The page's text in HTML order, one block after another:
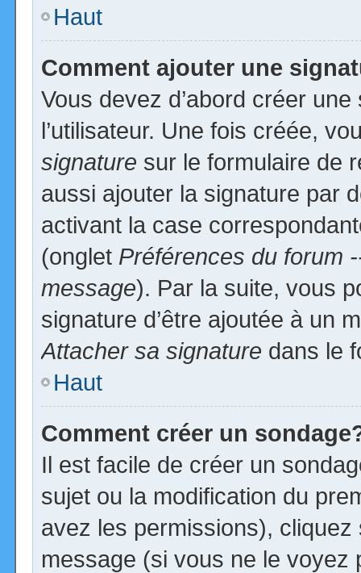
Haut
Comment ajouter une
Vous devez d’abord créer
l’utilisateur. Une fois créée,
signature sur le formulaire de
aussi ajouter la signature par
activant la case
(onglet Préférences du forum
message). Par la suite, vous
signature d’être ajoutée à un
Attacher sa signature dans le
Haut
Comment créer un
Il est facile de créer un
sujet ou la modification du
avez les permissions), cliquez
message (si vous ne le voyez